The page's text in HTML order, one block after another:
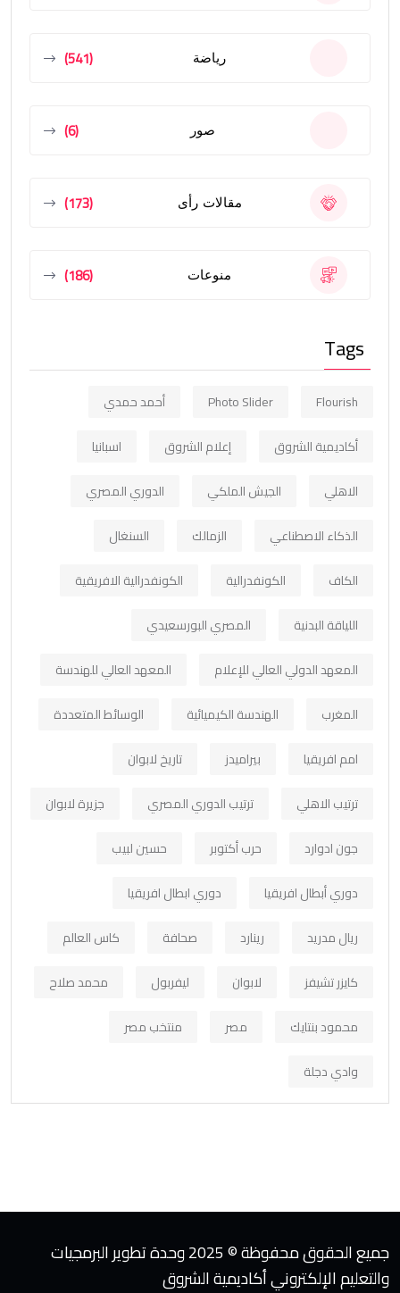
رياضة (541)
صور (6)
مقالات رأى (173)
منوعات (186)
Tags
Flourish
Photo Slider
أحمد حمدي
أكاديمية الشروق
إعلام الشروق
اسبانيا
الاهلي
الجيش الملكي
الدوري المصري
الذكاء الاصطناعي
الزمالك
السنغال
الكاف
الكونفدرالية
الكونفدرالية الافريقية
اللياقة البدنية
المصري البورسعيدي
المعهد الدولي العالي للإعلام
المعهد العالي للهندسة
المغرب
الهندسة الكيميائية
الوسائط المتعددة
امم افريقيا
بيراميدز
تاريخ لابوان
ترتيب الاهلي
ترتيب الدوري المصري
جزيرة لابوان
جون ادوارد
حرب أكتوبر
حسين لبيب
دوري أبطال افريقيا
دوري ابطال افريقيا
ريال مدريد
رينارد صحافة
كاس العالم
كايزر تشيفز
لابوان ليفربول
محمد صلاح
محمود بنتايك
مصر
منتخب مصر
وادي دجلة
جميع الحقوق محفوظة © 2025 وحدة تطوير البرمجيات
والتعليم الإلكتروني أكاديمية الشروق